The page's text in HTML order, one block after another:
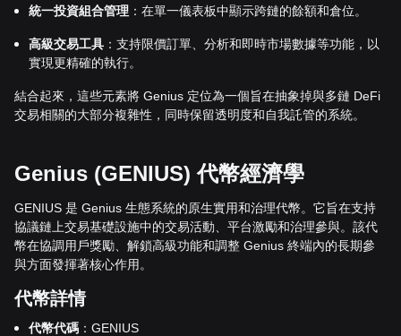
統一投資組合管理 ：在單一儀表板中顯示跨鏈的餘額和倉位。
高級交易工具 ：支持限價訂單、分析和即時市場數據等功能，以
實現更精確的執行。
結合起來，這些元素將 Genius 定位為一個旨在抽象掉與多鏈 DeFi
交易相關的大部分複雜性，同時保留透明度和自我託管的系統。
Genius (GENIUS) 代幣經濟學
GENIUS 是 Genius 生態系統的原生實用和治理代幣。它旨在支持
協議鏈上交易基礎設施中的交易活動、平台激勵和治理參與。該代
幣在協調用戶獎勵、解鎖高級功能和調整 Genius 終端內的長期參
與方面發揮著核心作用。
代幣詳情
代幣代碼 ：GENIUS